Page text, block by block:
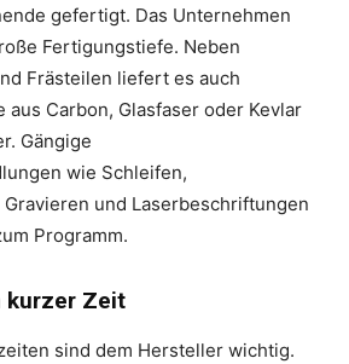
gefertigt. Das Unternehmen
Fertigungstiefe. Neben
Frästeilen liefert es auch
aus Carbon, Glasfaser oder Kevlar
Gängige
wie Schleifen,
und Laserbeschriftungen
Programm.
kurzer Zeit
sind dem Hersteller wichtig.